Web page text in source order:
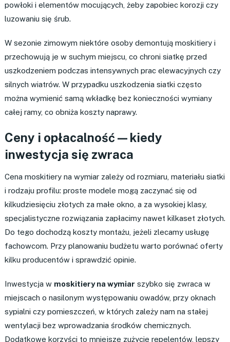
powłoki i elementów mocujących, żeby zapobiec korozji czy
luzowaniu się śrub.
W sezonie zimowym niektóre osoby demontują moskitiery i
przechowują je w suchym miejscu, co chroni siatkę przed
uszkodzeniem podczas intensywnych prac elewacyjnych czy
silnych wiatrów. W przypadku uszkodzenia siatki często
można wymienić samą wkładkę bez konieczności wymiany
całej ramy, co obniża koszty naprawy.
Ceny i opłacalność — kiedy
inwestycja się zwraca
Cena moskitiery na wymiar zależy od rozmiaru, materiału siatki
i rodzaju profilu: proste modele mogą zaczynać się od
kilkudziesięciu złotych za małe okno, a za wysokiej klasy,
specjalistyczne rozwiązania zapłacimy nawet kilkaset złotych.
Do tego dochodzą koszty montażu, jeżeli zlecamy usługę
fachowcom. Przy planowaniu budżetu warto porównać oferty
kilku producentów i sprawdzić opinie.
Inwestycja w moskitiery na wymiar szybko się zwraca w
miejscach o nasilonym występowaniu owadów, przy oknach
sypialni czy pomieszczeń, w których zależy nam na stałej
wentylacji bez wprowadzania środków chemicznych.
Dodatkowe korzyści to mniejsze zużycie repelentów, lepszy